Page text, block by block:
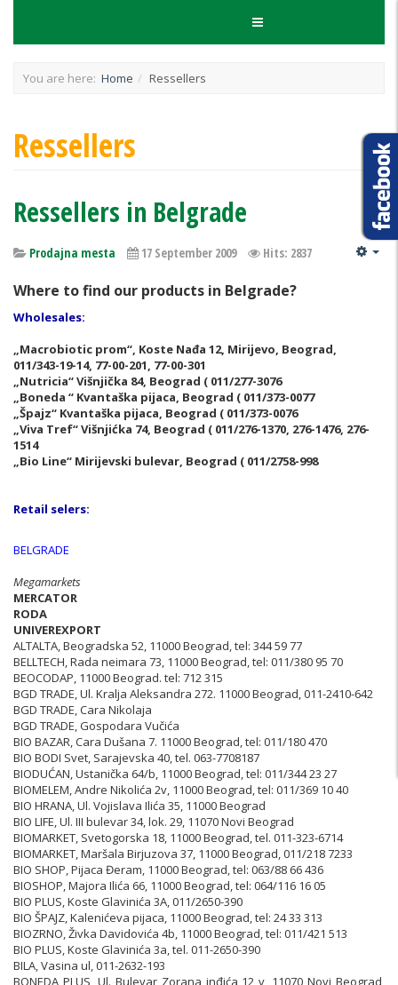
You are here: Home Ressellers
Ressellers
Ressellers in Belgrade
Prodajna mesta 17 September 2009 Hits: 2837
Where to find our products in Belgrade?
Wholesales:
„Macrobiotic prom“, Koste Nađa 12, Mirijevo, Beograd,
011/343-19-14, 77-00-201, 77-00-301
„Nutricia“ Višnjička 84, Beograd ( 011/277-3076
„Boneda “ Kvantaška pijaca, Beograd ( 011/373-0077
„Špajz“ Kvantaška pijaca, Beograd ( 011/373-0076
„Viva Tref“ Višnjićka 74, Beograd ( 011/276-1370, 276-1476, 276-
1514
„Bio Line“ Mirijevski bulevar, Beograd ( 011/2758-998
Retail selers:
BELGRADE
Megamarkets
MERCATOR
RODA
UNIVEREXPORT
ALTALTA, Beogradska 52, 11000 Beograd, tel: 344 59 77
BELLTECH, Rada neimara 73, 11000 Beograd, tel: 011/380 95 70
BEOCODAP, 11000 Beograd. tel: 712 315
BGD TRADE, Ul. Kralja Aleksandra 272. 11000 Beograd, 011-2410-642
BGD TRADE, Cara Nikolaja
BGD TRADE, Gospodara Vučića
BIO BAZAR, Cara Dušana 7. 11000 Beograd, tel: 011/180 470
BIO BODI Svet, Sarajevska 40, tel. 063-7708187
BIODUĆAN, Ustanička 64/b, 11000 Beograd, tel: 011/344 23 27
BIOMELEM, Andre Nikolića 2v, 11000 Beograd, tel: 011/369 10 40
BIO HRANA, Ul. Vojislava Ilića 35, 11000 Beograd
BIO LIFE, Ul. III bulevar 34, lok. 29, 11070 Novi Beograd
BIOMARKET, Svetogorska 18, 11000 Beograd, tel. 011-323-6714
BIOMARKET, Maršala Birjuzova 37, 11000 Beograd, 011/218 7233
BIO SHOP, Pijaca Đeram, 11000 Beograd, tel: 063/88 66 436
BIOSHOP, Majora Ilića 66, 11000 Beograd, tel: 064/116 16 05
BIO PLUS, Koste Glavinića 3A, 011/2650-390
BIO ŠPAJZ, Kalenićeva pijaca, 11000 Beograd, tel: 24 33 313
BIOZRNO, Živka Davidovića 4b, 11000 Beograd, tel: 011/421 513
BIO PLUS, Koste Glavinića 3a, tel. 011-2650-390
BILA, Vasina ul, 011-2632-193
BONEDA PLUS, Ul. Bulevar Zorana inđića 12 v, 11070 Novi Beograd,